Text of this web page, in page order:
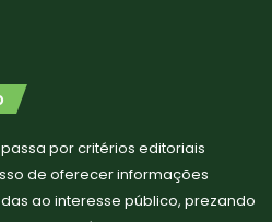
por critérios editoriais
de oferecer informações
ao interesse público, prezando